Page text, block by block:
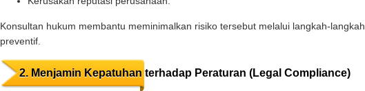
Konsultan hukum membantu meminimalkan risiko tersebut melalui langkah-langkah
preventif.
2. Menjamin Kepatuhan terhadap Peraturan (Legal Compliance)